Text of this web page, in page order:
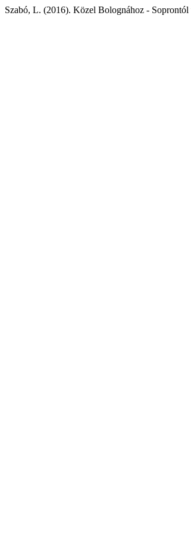
Szabó, L. (2016). Közel Bolognához - Soprontól